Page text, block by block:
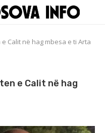
Calit në hag mbesa e ti Arta
e Calit në hag